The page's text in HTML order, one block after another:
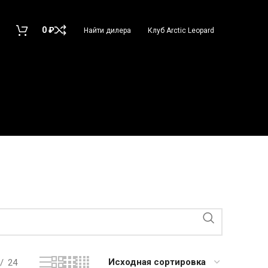
0₽ Найти дилера Клуб Arctic Leopard
24